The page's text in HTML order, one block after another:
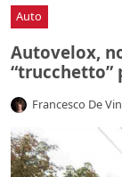
Auto
Autovelox,
“trucchetto”
Francesco De